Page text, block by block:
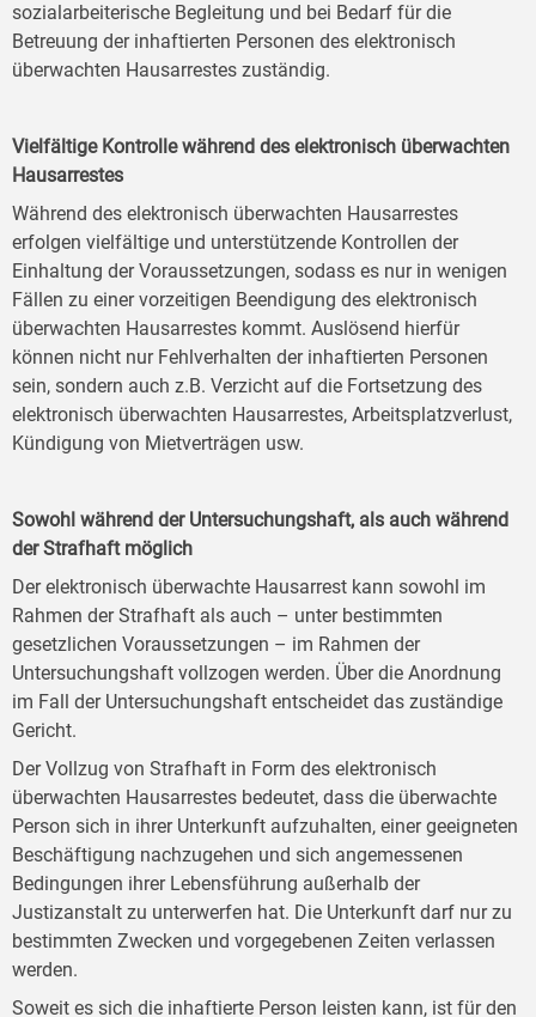
sozialarbeiterische Begleitung und bei Bedarf für die
Betreuung der inhaftierten Personen des elektronisch
überwachten Hausarrestes zuständig.
Vielfältige Kontrolle während des elektronisch überwachten
Hausarrestes
Während des elektronisch überwachten Hausarrestes
erfolgen vielfältige und unterstützende Kontrollen der
Einhaltung der Voraussetzungen, sodass es nur in wenigen
Fällen zu einer vorzeitigen Beendigung des elektronisch
überwachten Hausarrestes kommt. Auslösend hierfür
können nicht nur Fehlverhalten der inhaftierten Personen
sein, sondern auch z.B. Verzicht auf die Fortsetzung des
elektronisch überwachten Hausarrestes, Arbeitsplatzverlust,
Kündigung von Mietverträgen usw.
Sowohl während der Untersuchungshaft, als auch während
der Strafhaft möglich
Der elektronisch überwachte Hausarrest kann sowohl im
Rahmen der Strafhaft als auch – unter bestimmten
gesetzlichen Voraussetzungen – im Rahmen der
Untersuchungshaft vollzogen werden. Über die Anordnung
im Fall der Untersuchungshaft entscheidet das zuständige
Gericht.
Der Vollzug von Strafhaft in Form des elektronisch
überwachten Hausarrestes bedeutet, dass die überwachte
Person sich in ihrer Unterkunft aufzuhalten, einer geeigneten
Beschäftigung nachzugehen und sich angemessenen
Bedingungen ihrer Lebensführung außerhalb der
Justizanstalt zu unterwerfen hat. Die Unterkunft darf nur zu
bestimmten Zwecken und vorgegebenen Zeiten verlassen
werden.
Soweit es sich die inhaftierte Person leisten kann, ist für den